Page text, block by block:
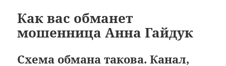
Как вас обманет
мошенница Анна Гайдук
Схема обмана такова. Канал,